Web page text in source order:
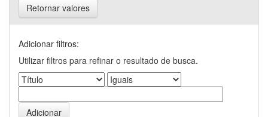
Retornar valores
Adicionar filtros:
Utilizar filtros para refinar o resultado de busca.